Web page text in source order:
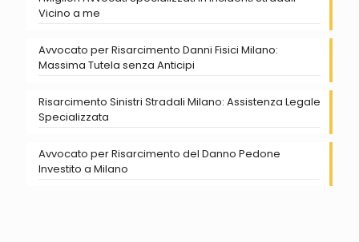
Vicino a me
Avvocato per Risarcimento Danni Fisici Milano:
Massima Tutela senza Anticipi
Risarcimento Sinistri Stradali Milano: Assistenza Legale
Specializzata
Avvocato per Risarcimento del Danno Pedone
Investito a Milano